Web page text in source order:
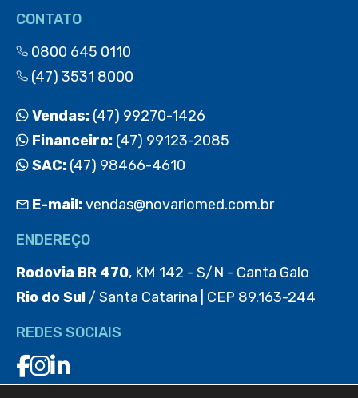
CONTATO
0800 645 0110
(47) 3531 8000
Vendas: (47) 99270-1426
Financeiro: (47) 99123-2085
SAC: (47) 98466-4610
E-mail:vendas@novariomed.com.br
ENDEREÇO
Rodovia BR 470, KM 142 - S/N - Canta Galo
Rio do Sul / Santa Catarina | CEP 89.163-244
REDES SOCIAIS